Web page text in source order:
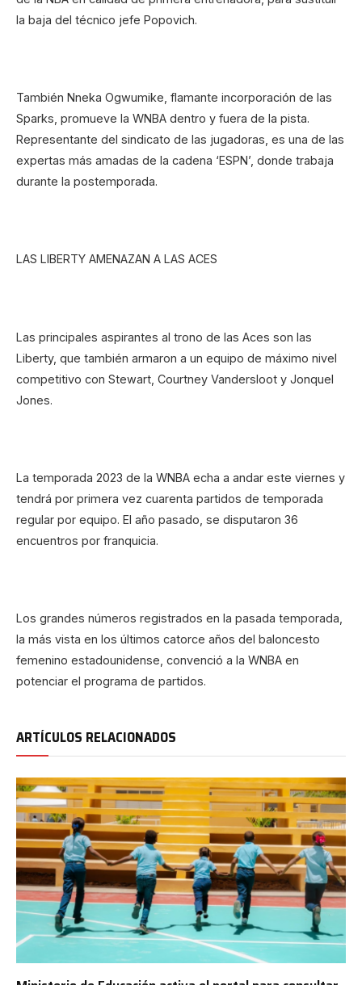
la baja del técnico jefe Popovich.
También Nneka Ogwumike, flamante incorporación de las
Sparks, promueve la WNBA dentro y fuera de la pista.
Representante del sindicato de las jugadoras, es una de las
expertas más amadas de la cadena ‘ESPN’, donde trabaja
durante la postemporada.
LAS LIBERTY AMENAZAN A LAS ACES
Las principales aspirantes al trono de las Aces son las
Liberty, que también armaron a un equipo de máximo nivel
competitivo con Stewart, Courtney Vandersloot y Jonquel
Jones.
La temporada 2023 de la WNBA echa a andar este viernes y
tendrá por primera vez cuarenta partidos de temporada
regular por equipo. El año pasado, se disputaron 36
encuentros por franquicia.
Los grandes números registrados en la pasada temporada,
la más vista en los últimos catorce años del baloncesto
femenino estadounidense, convenció a la WNBA en
potenciar el programa de partidos.
ARTÍCULOS RELACIONADOS